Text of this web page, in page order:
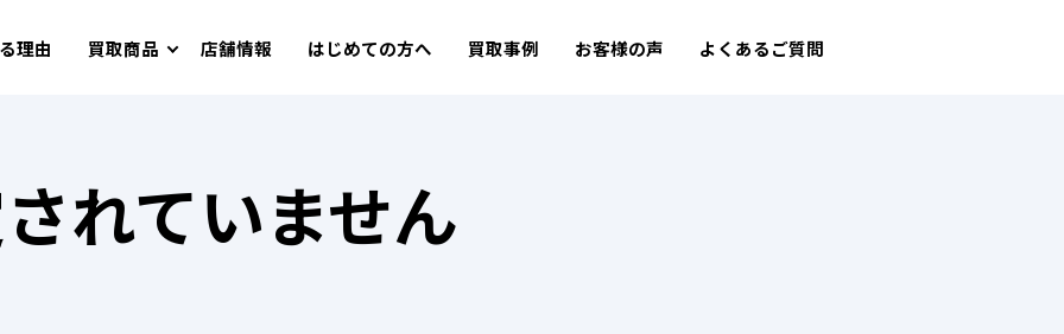
理由 買取商品 店舗情報 はじめての方へ 買取事例 お客様の声 よくあるご質問
れていません